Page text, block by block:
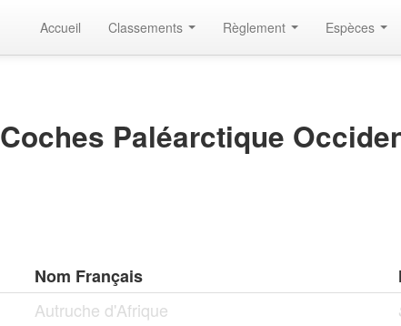
Accueil Classements Règlement Espèces
Coches Paléarctique
Nom Français
Autruche d'Afrique